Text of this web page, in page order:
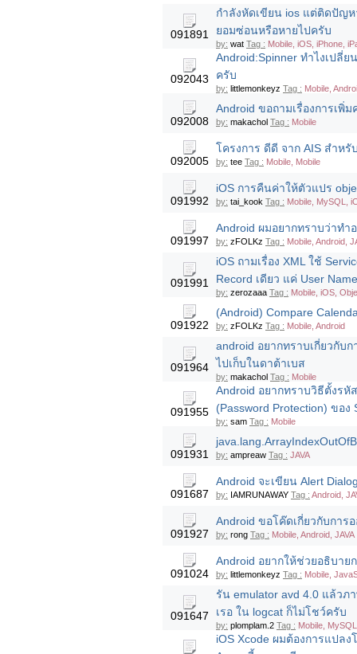
091891
กำลังหัดเขียน ios แต่ติดปัญห
ยอมซ่อนหรือหายไปครับ
by: wat Tag : Mobile, iOS, iPhone,
092043
Android:Spinner ทำไงเปลี่
ครับ
by: littlemonkeyz Tag : Mobile,
092008
Android ขอถามเรื่องการเพิ่
by: makachol Tag : Mobile
092005
โครงการ ดีดี จาก AIS สำห
by: tee Tag : Mobile, Mobile
091992
iOS การคืนค่าให้ตัวแปร
by: tai_kook Tag : Mobile, MySQL,
091997
Android ผมอยากทราบว่าท
by: zFOLKz Tag : Mobile, Android,
091991
iOS ถามเรื่อง XML ใช้
Record เดียว แค่ User
by: zerozaaa Tag : Mobile, iOS,
091922
(Android) Compare
by: zFOLKz Tag : Mobile, Android
091964
android อยากทราบเกี่ยวกับ
ไปเก็บในดาต้าเบส
by: makachol Tag : Mobile
091955
Android อยากทราบวิธีตั้งรหั
(Password Protection) ของ
by: sam Tag : Mobile
091931 by: ampreaw Tag : JAVA
091687
Android จะเขียน Alert
by: IAMRUNAWAY Tag : Android,
091927
Android ขอโค๊ดเกี่ยวกับการ
by: rong Tag : Mobile, Android, JAVA
091024
Android อยากให้ช่วยอธิบาย
by: littlemonkeyz Tag : Mobile,
091647
รัน emulator avd 4.0 แล้วภ
เรอ ใน logcat ก็ไม่โชว์ครับ
by: plomplam.2 Tag : Mobile,
iOS Xcode ผมต้องการแปล